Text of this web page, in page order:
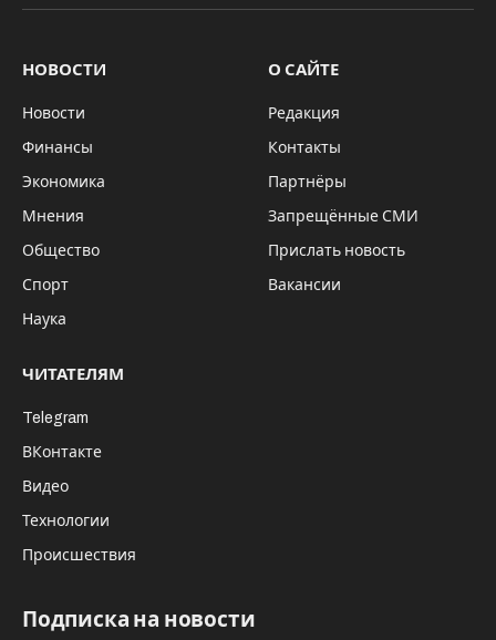
НОВОСТИ
Новости
Финансы
Экономика
Мнения
Общество
Спорт
Наука
О САЙТЕ
Редакция
Контакты
Партнёры
Запрещённые СМИ
Прислать новость
Вакансии
ЧИТАТЕЛЯМ
Telegram
ВКонтакте
Видео
Технологии
Происшествия
Подписка на новости